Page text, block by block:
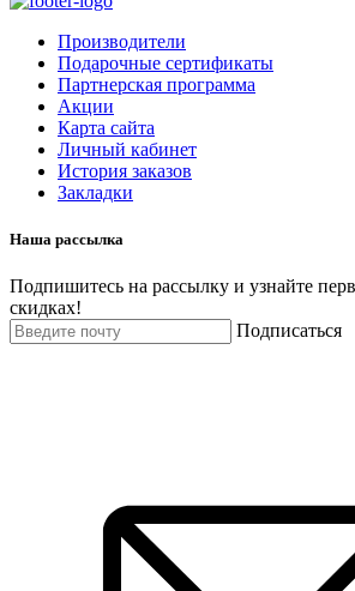
Производители
Подарочные сертификаты
Партнерская программа
Акции
Карта сайта
Личный кабинет
История заказов
Закладки
Наша рассылка
Подпишитесь на рассылку и узнайте
скидках!
Подписаться